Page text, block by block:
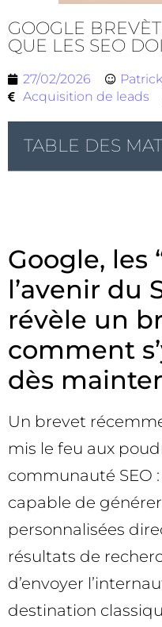
GOOGLE
QUE LES SEO
27/02/2026
Acquisition de leads
TABLE DES
Google, les
l’avenir du
révèle un
comment
dès
Un brevet
mis le feu aux
communauté SEO
capable de
personnalisées
résultats de
d’envoyer
destination